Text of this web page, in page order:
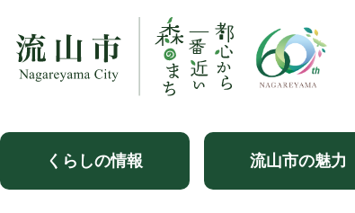
くらしの情報 流山市の魅力